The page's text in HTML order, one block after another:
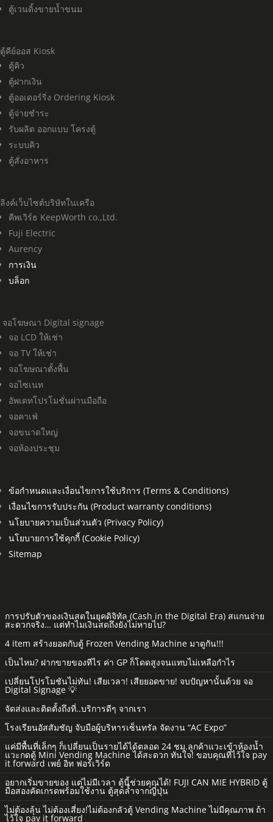
ตู้เวนดิ้งขายน้ำขนม
ตู้คีย์ออส Kiosk
ตู้คิว
ตู้ฝากเงิน
ตู้ออเดอร์ริ่ง Ordering Kiosk
ตู้จ่ายชำระ
รับผลิต ออกแบบ โครงตู้
ระบบคิว
ตู้สั่งอาหาร
ลิงค์เว็บไซต์บริษัทในเครือ
คีพเวิร์ธ KeepWorth co.,Ltd.
Fuji Electric
Aurency
การเงิน
บล็อก
จอโฆษณา Digital signage
จอ LCD ให้เช่า
จอ TV ให้เช่า
จอโฆษณาตั้งพื้น
จอไซเนท
อัพเดทโปรโมชั่นผ่านมือถือ
จอคาเฟ่
จอขนาดใหญ่
จอห้องประชุม
ข้อกำหนดและเงื่อนไขการใช้บริการ (Terms & Conditions)
เงื่อนไขการรับประกัน (Product warranty conditions)
นโยบายความเป็นส่วนตัว (Privacy Policy)
นโยบายการใช้คุกกี้ (Cookie Policy)
Sitemap
การปรับตัวของเงินสดในยุคดิจิทัล (Cash in the Digital Era) สแกนจ่าย
สะดวกจริง… แต่ทำไมเงินสดถึงยังไม่หายไป?
4 item สร้างยอดกับตู้ Frozen Vending Machine มาดูกัน!!!
เป็นไหม? ฝากขายของทีไร ค่า GP ก็โดดสูงจนแทบไม่เหลือกำไร
เปลี่ยนโปรโมชันไม่ทัน! เสียเวลา! เสียยอดขาย! จบปัญหานั้นด้วย จอ
Digital Signage 💡
จัดส่งและติดตั้งถึงที่..บริการดีๆ จากเรา
โรงเรียนอัสสัมชัญ จับมือผู้บริหารเซ็นทรัล จัดงาน “AC Expo”
แค่มีพื้นที่เล็กๆ ก็เปลี่ยนเป็นรายได้ได้ตลอด 24 ชม.ลูกค้าแวะเข้าห้องน้ำ
แวะกดตู้ Mini Vending Machine ได้สะดวก ทันใจ! ขอบคุณที่ไว้ใจ pay
it forward เพย์ อิท ฟอร์เวิร์ด
อยากเริ่มขายของ แต่ไม่มีเวลา ตู้นี้ช่วยคุณได้! FUJI CAN MIE HYBRID ตู้
มือสองคัดเกรดพร้อมใช้งาน ตู้สุดล้ำจากญี่ปุ่น
ไม่ต้องลุ้น ไม่ต้องเสี่ยง!ไม่ต้องกลัวตู้ Vending Machine ไม่มีคุณภาพ ถ้า
ไว้ใจ pay it forward